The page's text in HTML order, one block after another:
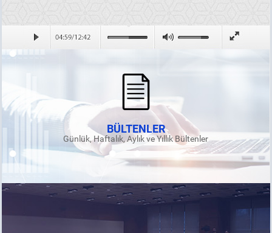
BÜLTENLER
Günlük, Haftalık, Aylık ve Yıllık Bültenler